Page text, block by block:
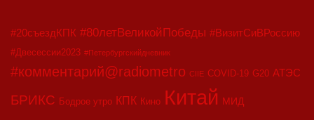
#20съездКПК #80летВеликойПобеды #ВизитСиВРоссию
#Двесессии2023 #Петербургскийдневник
#комментарий@radiometro CIIE COVID-19 G20 АТЭС
БРИКС Бодрое утро КПК Кино Китай МИД